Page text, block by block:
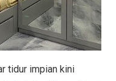
tidur impian kini